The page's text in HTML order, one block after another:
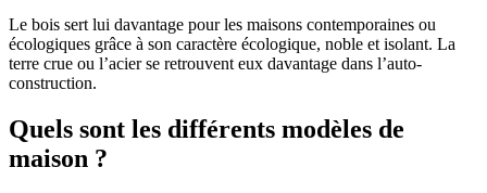
Le bois sert lui davantage pour les maisons contemporaines ou
écologiques grâce à son caractère écologique, noble et isolant. La
terre crue ou l’acier se retrouvent eux davantage dans l’auto-
construction.
Quels sont les différents modèles de
maison ?